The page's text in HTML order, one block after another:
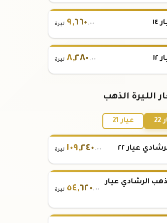
٩,٦٦٠ .٠٠ ليرة
٨,٢٨٠ .٠٠ ليرة
الليرة الذهب
عيار 21
عيار ٢٢ ١٠٩,٢٤٠ .٠٠ ليرة
الرشادي عيار
٥٤,٦٢٠.٠٠ ليرة